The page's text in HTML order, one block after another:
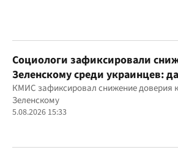
Социологи зафиксировали
Зеленскому среди украинцев:
КМИС зафиксировал снижение доверия к
Зеленскому
5.08.2026 15:33